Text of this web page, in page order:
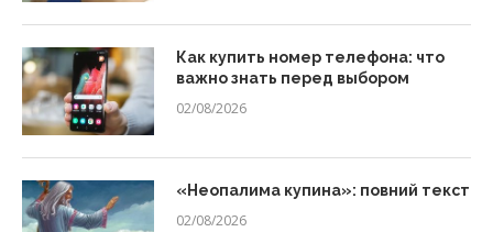
Как купить номер телефона: что
важно знать перед выбором
02/08/2026
«Неопалима купина»: повний текст
02/08/2026